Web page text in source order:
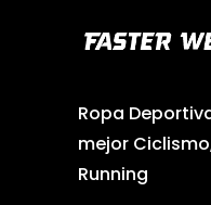
Ropa
mejor
Running